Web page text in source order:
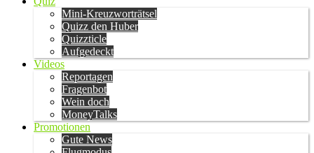
Mini-Kreuzworträtsel
Quizz den Huber
Quizzticle
Aufgedeckt
Videos
Reportagen
Fragenbot
Wein doch
MoneyTalks
Promotionen
Gute News